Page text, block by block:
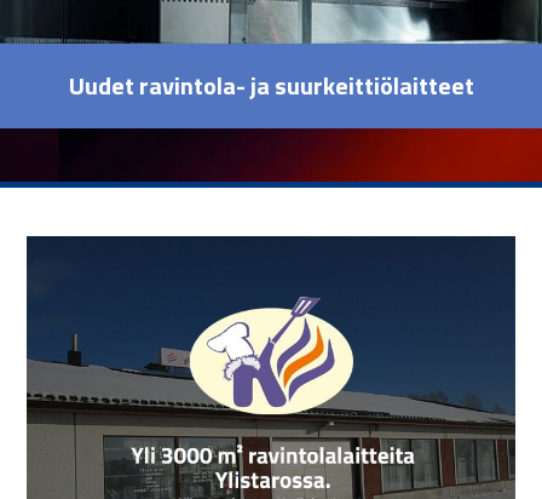
Uudet ravintola- ja suurkeittiölaitteet